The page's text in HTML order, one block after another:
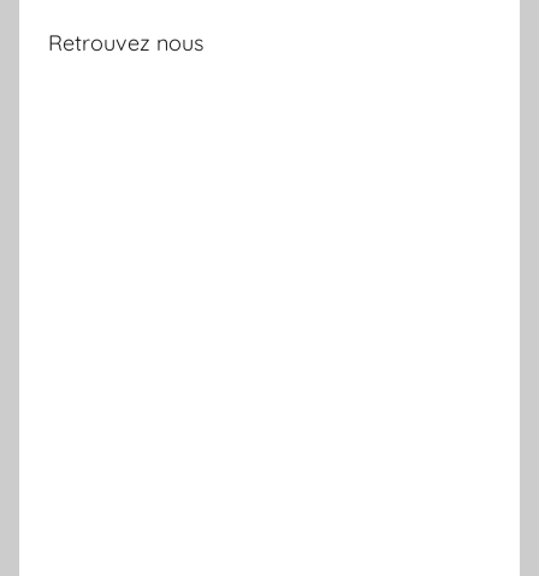
Retrouvez nous